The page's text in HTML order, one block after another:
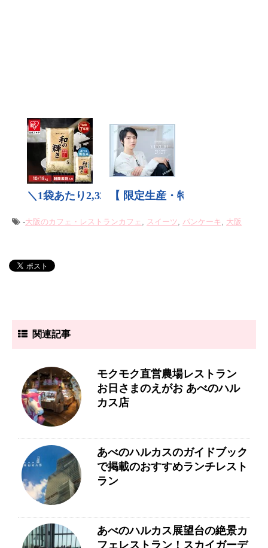
-大阪のカフェ・レストラン カフェ スイーツ パンケーキ 大阪
関連記事
モクモク直営農場レストラン
お日さまのえがお あべのハル
カス店
あべのハルカスのガイドブック
で掲載のおすすめランチレスト
ラン
あべのハルカス展望台の絶景カ
フェレストラン！スカイガーデ